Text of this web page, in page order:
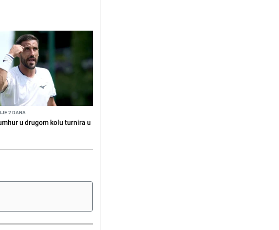
2 DANA
u drugom kolu turnira u